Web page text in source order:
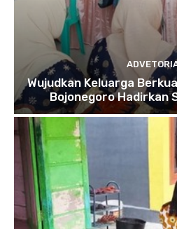
Wujudkan Keluarga
Bojonegoro Hadirkan